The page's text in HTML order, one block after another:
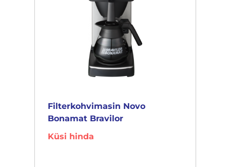
Filterkohvimasin Novo
Bonamat Bravilor
Küsi hinda